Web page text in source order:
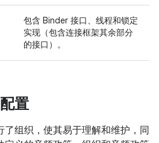
包含 Binder 接口、线程和锁定
实现（包含连接框架其余部分
的接口）。
置
组织，使其易于理解和维护，同